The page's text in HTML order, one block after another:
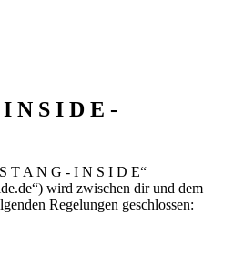
N S I D E -
T A N G - I N S I D E“
wird zwischen dir und dem
Regelungen geschlossen: